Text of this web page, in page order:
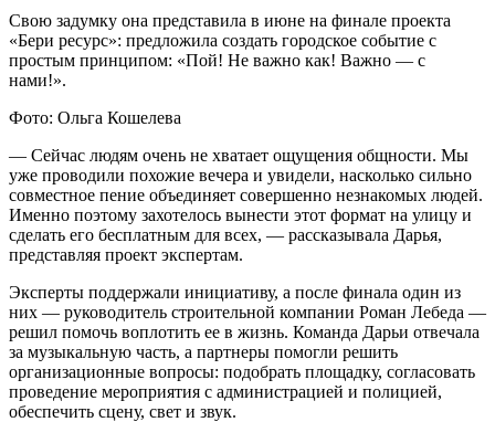
Свою задумку она представила в июне на финале проекта
«Бери ресурс»: предложила создать городское событие с
простым принципом: «Пой! Не важно как! Важно — с
нами!».
Фото: Ольга Кошелева
— Сейчас людям очень не хватает ощущения общности. Мы
уже проводили похожие вечера и увидели, насколько сильно
совместное пение объединяет совершенно незнакомых людей.
Именно поэтому захотелось вынести этот формат на улицу и
сделать его бесплатным для всех, — рассказывала Дарья,
представляя проект экспертам.
Эксперты поддержали инициативу, а после финала один из
них — руководитель строительной компании Роман Лебеда —
решил помочь воплотить ее в жизнь. Команда Дарьи отвечала
за музыкальную часть, а партнеры помогли решить
организационные вопросы: подобрать площадку, согласовать
проведение мероприятия с администрацией и полицией,
обеспечить сцену, свет и звук.